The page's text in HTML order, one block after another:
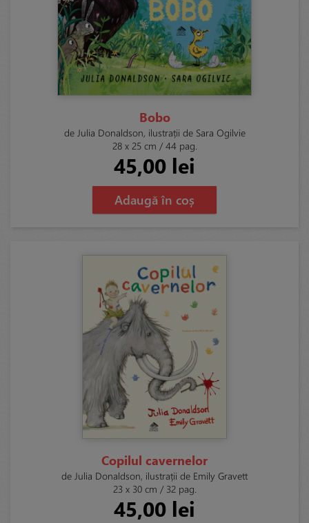
Bobo
de Julia Donaldson, ilustrații de Sara Ogilvie
28 x 25 cm / 44 pag.
45,00 lei
Adaugă în coș
Copilul cavernelor
de Julia Donaldson, ilustrații de Emily Gravett
23 x 30 cm / 32 pag.
45,00 lei